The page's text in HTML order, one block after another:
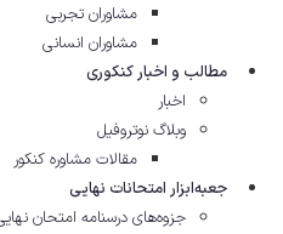
مشاوران تجربی
مشاوران انسانی
مطالب و اخبار کنکوری
اخبار
وبلاگ نوتروفیل
مقالات مشاوره‌ کنکور
جعبه‌ابزار امتحانات نهایی
جزوه‌های درسنامه امتحان نهایی